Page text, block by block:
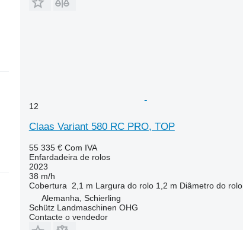
12
Claas Variant 580 RC PRO, TOP
55 335 € Com IVA
Enfardadeira de rolos
2023
38 m/h
Cobertura
2,1 m Largura do rolo 1,2 m Diâmetro do rolo
Alemanha, Schierling
Schütz Landmaschinen OHG
Contacte o vendedor